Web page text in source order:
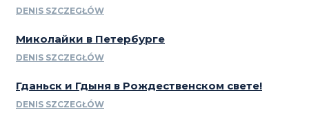
DENIS SZCZEGŁÓW
Миколайки в Петербурге
DENIS SZCZEGŁÓW
Гданьск и Гдыня в Рождественском свете!
DENIS SZCZEGŁÓW